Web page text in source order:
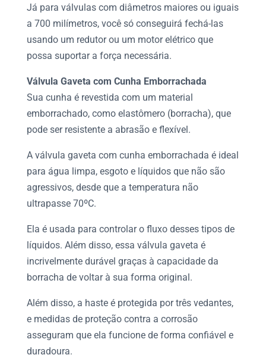
Já para válvulas com diâmetros maiores ou iguais
a 700 milímetros, você só conseguirá fechá-las
usando um redutor ou um motor elétrico que
possa suportar a força necessária.
Válvula Gaveta com Cunha Emborrachada
Sua cunha é revestida com um material
emborrachado, como elastômero (borracha), que
pode ser resistente a abrasão e flexível.
A válvula gaveta com cunha emborrachada é ideal
para água limpa, esgoto e líquidos que não são
agressivos, desde que a temperatura não
ultrapasse 70ºC.
Ela é usada para controlar o fluxo desses tipos de
líquidos. Além disso, essa válvula gaveta é
incrivelmente durável graças à capacidade da
borracha de voltar à sua forma original.
Além disso, a haste é protegida por três vedantes,
e medidas de proteção contra a corrosão
asseguram que ela funcione de forma confiável e
duradoura.